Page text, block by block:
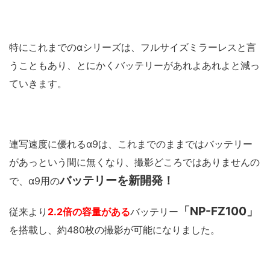
特にこれまでのαシリーズは、フルサイズミラーレスと言
うこともあり、とにかくバッテリーがあれよあれよと減っ
ていきます。
連写速度に優れるα9は、これまでのままではバッテリー
があっという間に無くなり、撮影どころではありませんの
で、α9用のバッテリーを新開発！
従来より 2.2倍の容量があるバッテリー 「NP-FZ100」
を搭載し、約480枚の撮影が可能になりました。